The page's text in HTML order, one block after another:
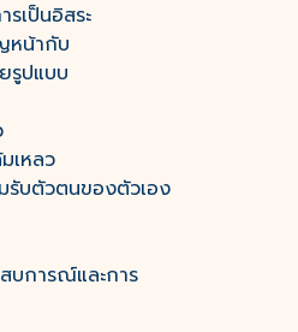
รเป็นอิสระ
หน้ากับ
รูปแบบ
เหลว
รับตัวตนของตัวเอง
บการณ์และการ